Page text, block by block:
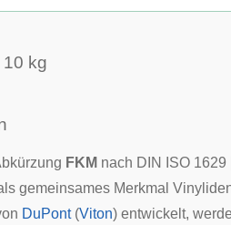
kg
FKM nach DIN ISO 1629
gemeinsames Merkmal
DuPont(Viton) entwickelt,